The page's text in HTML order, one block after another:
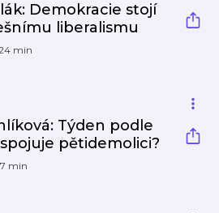
Demokracie stojí
liberalismu
min
Týden podle
pětidemolici?
min